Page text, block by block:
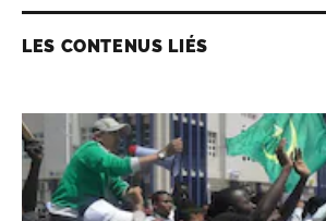
LES CONTENUS LIÉS